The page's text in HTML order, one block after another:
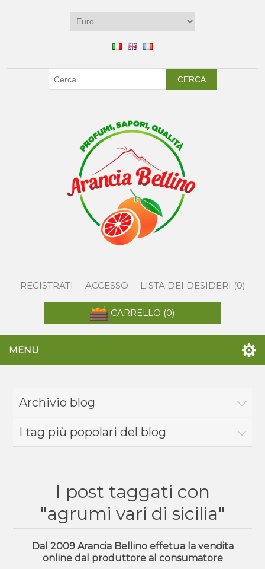
CERCA
REGISTRATI ACCESSO LISTA DEI DESIDERI (0)
CARRELLO (0)
MENU
Archivio blog
I tag più popolari del blog
I post taggati con
"agrumi vari di sicilia"
Dal 2009 Arancia Bellino effetua la vendita
online dal produttore al consumatore